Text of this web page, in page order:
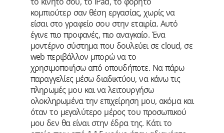
κομπιούτερ σαν θέση εργασίας, χωρίς να
είσαι στο γραφείο σου στην εταιρία. Αυτό
έγινε πιο προφανές, πιο αναγκαίο. Ένα
μοντέρνο σύστημα που δουλεύει σε cloud, σε
web περιβάλλον μπορώ να το
χρησιμοποιήσω από οπουδήποτε. Να πάρω
παραγγελίες μέσω διαδικτύου, να κάνω τις
πληρωμές μου και να λειτουργήσω
ολοκληρωμένα την επιχείρηση μου, ακόμα και
όταν το μεγαλύτερο μέρος του προσωπικού
μου δεν θα είναι στην έδρα της. Κάτι το